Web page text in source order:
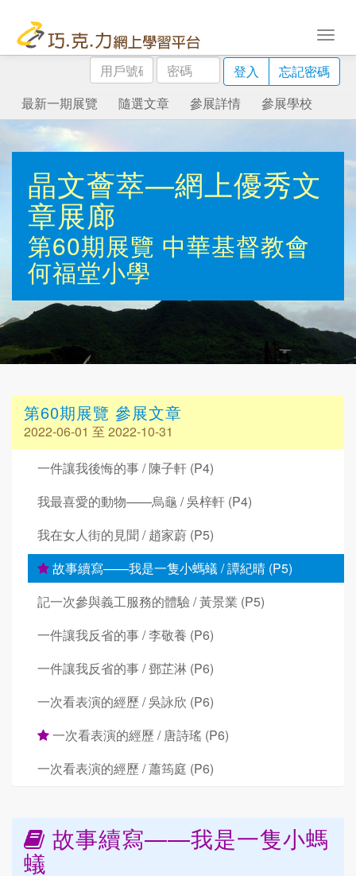
用
戶
號
碼
密
碼
登入
忘記密碼
最新一期展覽
隨選文章 參展詳情 參展學校
晶文薈萃—網上優秀文
章展廊
第60期展覽 中華基督教會
何福堂小學
第60期展覽 參展文章
2022-06-01 至 2022-10-31
一件讓我後悔的事 / 陳子軒 (P4)
我最喜愛的動物——烏龜 / 吳梓軒 (P4)
我在女人街的見聞 / 趙家蔚 (P5)
故事續寫——我是一隻小螞蟻 / 譚紀晴 (P5)
記一次參與義工服務的體驗 / 黃景業 (P5)
一件讓我反省的事 / 李敬養 (P6)
一件讓我反省的事 / 鄧芷淋 (P6)
一次看表演的經歷 / 吳詠欣 (P6)
一次看表演的經歷 / 唐詩瑤 (P6)
一次看表演的經歷 / 蕭筠庭 (P6)
故事續寫——我是一隻小螞
蟻